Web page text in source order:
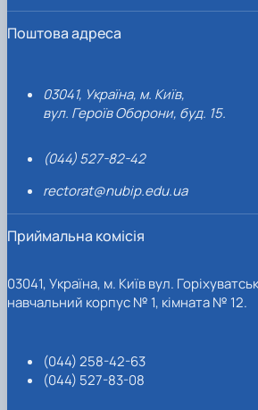
Поштова адреса
03041, Україна, м. Київ,
вул. Героїв Оборони, буд. 15.
(044) 527-82-42
rectorat@nubip.edu.ua
Приймальна комісія
03041, Україна, м. Київ вул.
навчальний корпус № 1, кімната № 12.
(044) 258-42-63
(044) 527-83-08